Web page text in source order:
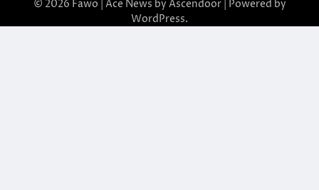
© 2026 Fawo | Ace News by Ascendoor| Powered by
WordPress.